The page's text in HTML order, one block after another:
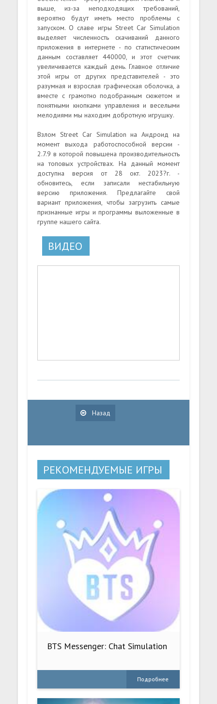
выше, из-за неподходящих требований,
вероятно будут иметь место проблемы с
запуском. О славе игры Street Car Simulation
выделяет численность скачиваний данного
приложения в интернете - по статистическим
данным составляет 440000, и этот счетчик
увеличивается каждый день. Главное отличие
этой игры от других представителей - это
разумная и взрослая графическая оболочка, а
вместе с грамотно подобранным сюжетом и
понятными кнопками управления и веселыми
мелодиями мы находим добротную игрушку.
Взлом Street Car Simulation на Андроид на
момент выхода работоспособной версии -
2.7.9 в которой повышена производительность
на топовых устройствах. На данный момент
доступна версия от 28 окт. 2023?г. -
обновитесь, если записали нестабильную
версию приложения. Предлагайте свой
вариант приложения, чтобы загрузить самые
признанные игры и программы выложенные в
группе нашего сайта.
ВИДЕО
Назад
РЕКОМЕНДУЕМЫЕ ИГРЫ
BTS Messenger: Chat Simulation
Подробнее